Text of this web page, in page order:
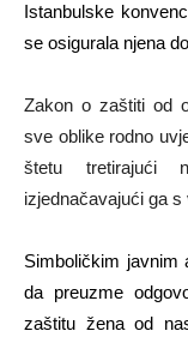
Istanbulske
se osigurala njena
Zakon o zaštiti od
sve oblike rodno
štetu tretirajući
izjednačavajući ga
Simboličkim javnim
da preuzme
zaštitu žena od